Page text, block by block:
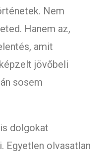
Nem
Hanem az,
amit
jövőbeli
sosem
dolgokat
Egyetlen olvasatlan